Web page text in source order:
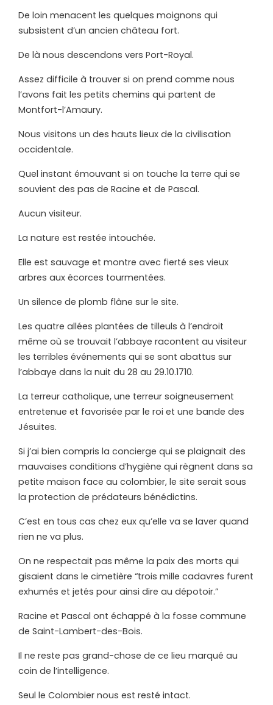
De loin menacent les quelques moignons qui
subsistent d’un ancien château fort.
De là nous descendons vers Port-Royal.
Assez difficile à trouver si on prend comme nous
l’avons fait les petits chemins qui partent de
Montfort-l’Amaury.
Nous visitons un des hauts lieux de la civilisation
occidentale.
Quel instant émouvant si on touche la terre qui se
souvient des pas de Racine et de Pascal.
Aucun visiteur.
La nature est restée intouchée.
Elle est sauvage et montre avec fierté ses vieux
arbres aux écorces tourmentées.
Un silence de plomb flâne sur le site.
Les quatre allées plantées de tilleuls à l’endroit
même où se trouvait l’abbaye racontent au visiteur
les terribles événements qui se sont abattus sur
l’abbaye dans la nuit du 28 au 29.10.1710.
La terreur catholique, une terreur soigneusement
entretenue et favorisée par le roi et une bande des
Jésuites.
Si j’ai bien compris la concierge qui se plaignait des
mauvaises conditions d’hygiène qui règnent dans sa
petite maison face au colombier, le site serait sous
la protection de prédateurs bénédictins.
C’est en tous cas chez eux qu’elle va se laver quand
rien ne va plus.
On ne respectait pas même la paix des morts qui
gisaient dans le cimetière “trois mille cadavres furent
exhumés et jetés pour ainsi dire au dépotoir.”
Racine et Pascal ont échappé à la fosse commune
de Saint-Lambert-des-Bois.
Il ne reste pas grand-chose de ce lieu marqué au
coin de l’intelligence.
Seul le Colombier nous est resté intact.